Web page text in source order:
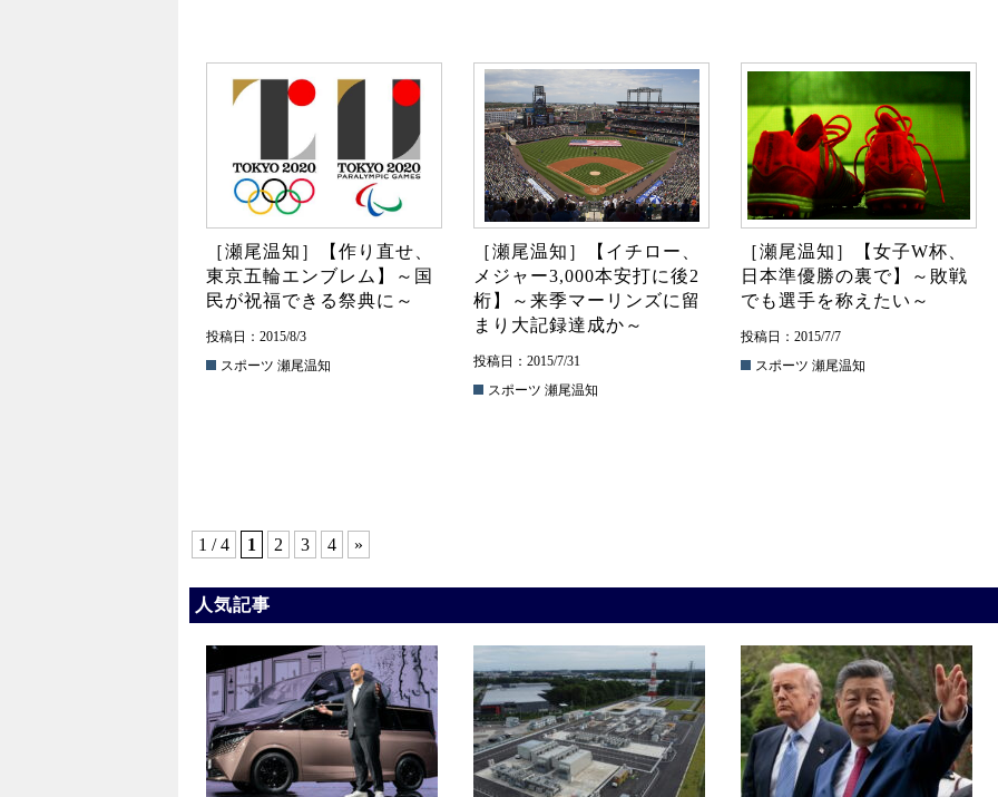
［瀬尾温知］【作り直せ、
東京五輪エンブレム】～国
民が祝福できる祭典に～
投稿日：2015/8/3
スポーツ 瀬尾温知
［瀬尾温知］【イチロー、
メジャー3,000本安打に後2
桁】～来季マーリンズに留
まり大記録達成か～
投稿日：2015/7/31
スポーツ 瀬尾温知
［瀬尾温知］【女子W杯、
日本準優勝の裏で】～敗戦
でも選手を称えたい～
投稿日：2015/7/7
スポーツ 瀬尾温知
1 / 4 1 2 3 4 »
人気記事